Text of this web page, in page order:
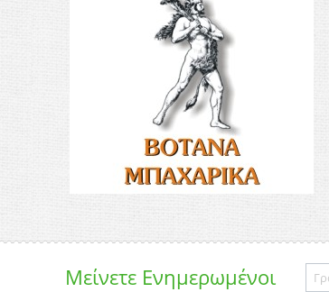
Μείνετε Ενημερωμένοι